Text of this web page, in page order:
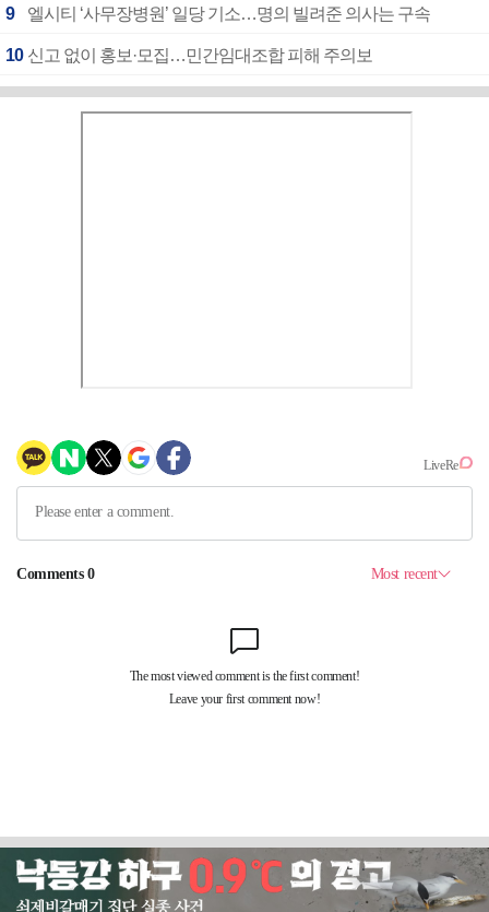
9 엘시티 ‘사무장병원’ 일당 기소…명의 빌려준 의사는 구속
10 신고 없이 홍보·모집…민간임대조합 피해 주의보